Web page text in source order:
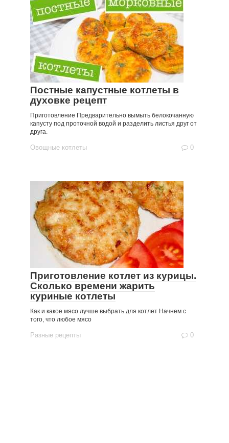
Постные капустные котлеты в
духовке рецепт
Приготовление Предварительно вымыть белокочанную
капусту под проточной водой и разделить листья друг от
друга.
Овощные котлеты 0
Приготовление котлет из курицы.
Сколько времени жарить
куриные котлеты
Как и какое мясо лучше выбрать для котлет Начнем с
того, что любое мясо
Разные рецепты 0